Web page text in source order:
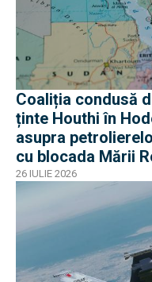
Coaliția condusă
ținte Houthi în
asupra
cu blocada Mării
26 IULIE 2026